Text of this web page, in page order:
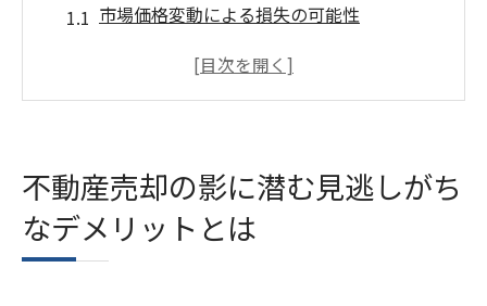
市場価格変動による損失の可能性
買い手の選定ミスが招く問題
情報不足による売却の失敗
不動産売却で直面する可能性のあるリスクを徹
底解説
不動産売却の影に潜む見逃しがち
なデメリットとは